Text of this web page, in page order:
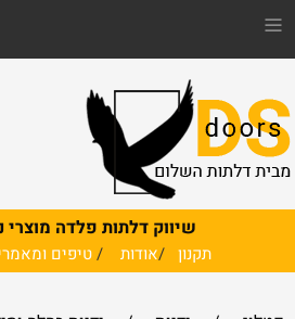
שיווק דלתות פלדה מוצרי
תקנון /אודות /טיפים